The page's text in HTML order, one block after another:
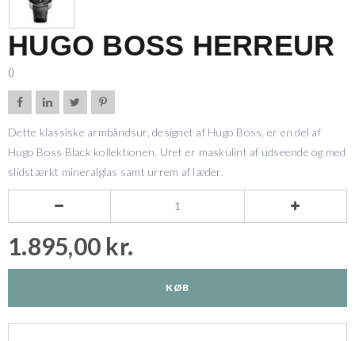
HUGO BOSS HERREUR
()
   
Dette klassiske armbåndsur, designet af Hugo Boss, er en del af
Hugo Boss Black kollektionen. Uret er maskulint af udseende og med
slidstærkt mineralglas samt urrem af læder.
 
1.895,00 kr.
KØB